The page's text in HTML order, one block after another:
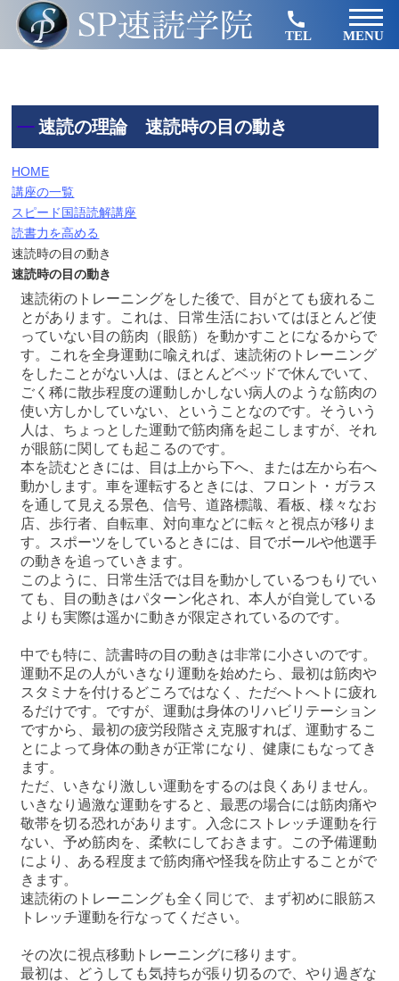
TEL MENU
速読の理論 速読時の目の動き
HOME
講座の一覧
スピード国語読解講座
読書力を高める
速読時の目の動き
速読時の目の動き
速読術のトレーニングをした後で、目がとても疲れるこ
とがあります。これは、日常生活においてはほとんど使
っていない目の筋肉（眼筋）を動かすことになるからで
す。これを全身運動に喩えれば、速読術のトレーニング
をしたことがない人は、ほとんどベッドで休んでいて、
ごく稀に散歩程度の運動しかしない病人のような筋肉の
使い方しかしていない、ということなのです。そういう
人は、ちょっとした運動で筋肉痛を起こしますが、それ
が眼筋に関しても起こるのです。
本を読むときには、目は上から下へ、または左から右へ
動かします。車を運転するときには、フロント・ガラス
を通して見える景色、信号、道路標識、看板、様々なお
店、歩行者、自転車、対向車などに転々と視点が移りま
す。スポーツをしているときには、目でボールや他選手
の動きを追っていきます。
このように、日常生活では目を動かしているつもりでい
ても、目の動きはパターン化され、本人が自覚している
よりも実際は遥かに動きが限定されているのです。
中でも特に、読書時の目の動きは非常に小さいのです。
運動不足の人がいきなり運動を始めたら、最初は筋肉や
スタミナを付けるどころではなく、ただへトへトに疲れ
るだけです。ですが、運動は身体のリハビリテーション
ですから、最初の疲労段階さえ克服すれば、運動するこ
とによって身体の動きが正常になり、健康にもなってき
ます。
ただ、いきなり激しい運動をするのは良くありません。
いきなり過激な運動をすると、最悪の場合には筋肉痛や
敬帯を切る恐れがあります。入念にストレッチ運動を行
ない、予め筋肉を、柔軟にしておきます。この予備運動
により、ある程度まで筋肉痛や怪我を防止することがで
きます。
速読術のトレーニングも全く同じで、まず初めに眼筋ス
トレッチ運動を行なってください。
その次に視点移動トレーニングに移ります。
最初は、どうしても気持ちが張り切るので、やり過ぎな